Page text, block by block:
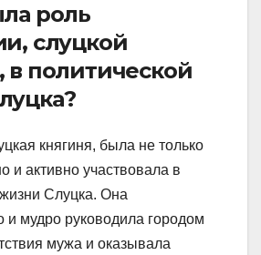
роль
слуцкой
в политической
княгиня, была не только
и активно участвовала в
Слуцка. Она
и мудро руководила городом
мужа и оказывала